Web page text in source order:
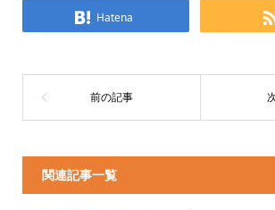
Hatena
関連記事一覧